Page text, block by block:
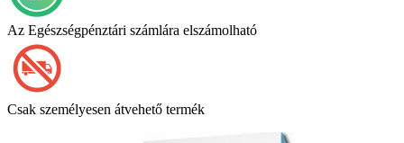
Az Egészségpénztári számlára elszámolható
Csak személyesen átvehető termék